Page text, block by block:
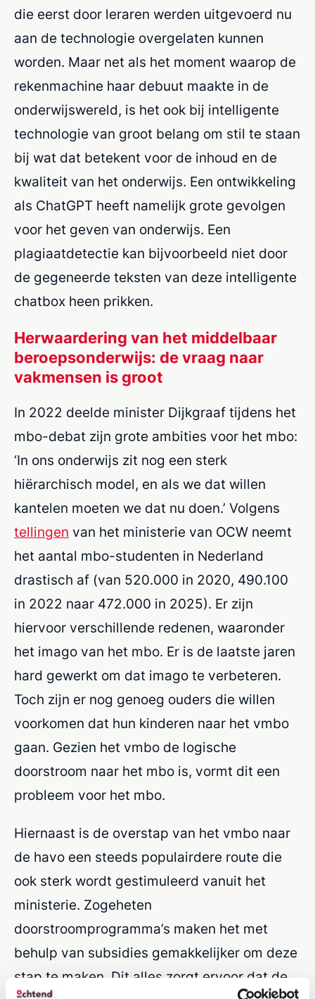
die eerst door leraren werden uitgevoerd nu
aan de technologie overgelaten kunnen
worden. Maar net als het moment waarop de
rekenmachine haar debuut maakte in de
onderwijswereld, is het ook bij intelligente
technologie van groot belang om stil te staan
bij wat dat betekent voor de inhoud en de
kwaliteit van het onderwijs. Een ontwikkeling
als ChatGPT heeft namelijk grote gevolgen
voor het geven van onderwijs. Een
plagiaatdetectie kan bijvoorbeeld niet door
de gegeneerde teksten van deze intelligente
chatbox heen prikken.
Herwaardering van het middelbaar
beroepsonderwijs: de vraag naar
vakmensen is groot
In 2022 deelde minister Dijkgraaf tijdens het
mbo-debat zijn grote ambities voor het mbo:
‘In ons onderwijs zit nog een sterk
hiërarchisch model, en als we dat willen
kantelen moeten we dat nu doen.’ Volgens
tellingen van het ministerie van OCW neemt
het aantal mbo-studenten in Nederland
drastisch af (van 520.000 in 2020, 490.100
in 2022 naar 472.000 in 2025). Er zijn
hiervoor verschillende redenen, waaronder
het imago van het mbo. Er is de laatste jaren
hard gewerkt om dat imago te verbeteren.
Toch zijn er nog genoeg ouders die willen
voorkomen dat hun kinderen naar het vmbo
gaan. Gezien het vmbo de logische
doorstroom naar het mbo is, vormt dit een
probleem voor het mbo.
Hiernaast is de overstap van het vmbo naar
de havo een steeds populairdere route die
ook sterk wordt gestimuleerd vanuit het
ministerie. Zogeheten
doorstroomprogramma’s maken het met
behulp van subsidies gemakkelijker om deze
stap te maken. Dit alles zorgt ervoor dat de